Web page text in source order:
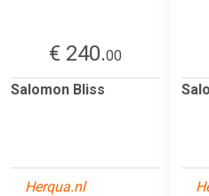
€ 240.00
Salomon Bliss
Herqua.nl